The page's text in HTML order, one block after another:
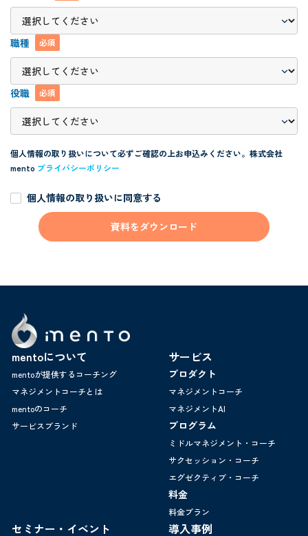
職種 必須
役職 必須
個人情報の取り扱いについて必ずご確認の上お申込みください。 株式会社
mento プライバシーポリシー
個人情報の取り扱いに同意する
mentoについて
mentoが提供するコーチング
マネジメントコーチとは
mentoのコーチ
サービスブランド
サービス
プロダクト
マネジメントコーチ
マネジメントAI
プログラム
ミドルマネジメント・コーチ
サクセッション・コーチ
エグゼクティブ・コーチ
料金
料金プラン
セミナー・イベント 導入事例